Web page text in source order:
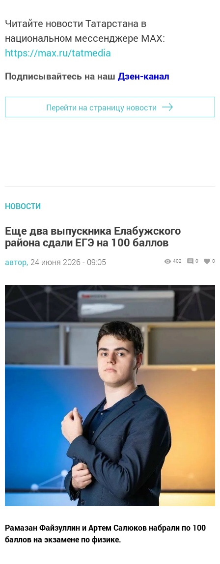
Читайте новости Татарстана в
национальном мессенджере MАХ:
https://max.ru/tatmedia
Подписывайтесь на наш Дзен-канал
Перейти на страницу новости
НОВОСТИ
Еще два выпускника Елабужского
района сдали ЕГЭ на 100 баллов
автор, 24 июня 2026 - 09:05 402 0 0
Рамазан Файзуллин и Артем Салюков набрали по 100
баллов на экзамене по физике.